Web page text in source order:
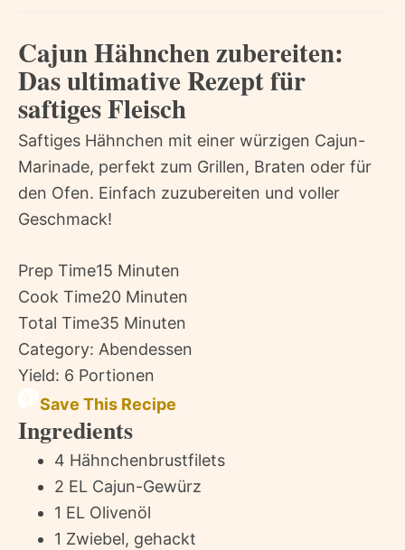
Cajun Hähnchen zubereiten:
Das ultimative Rezept für
saftiges Fleisch
Saftiges Hähnchen mit einer würzigen Cajun-
Marinade, perfekt zum Grillen, Braten oder für
den Ofen. Einfach zuzubereiten und voller
Geschmack!
Prep Time15 Minuten
Cook Time20 Minuten
Total Time35 Minuten
Category: Abendessen
Yield: 6 Portionen
Save This Recipe
Ingredients
4 Hähnchenbrustfilets
2 EL Cajun-Gewürz
1 EL Olivenöl
1 Zwiebel, gehackt